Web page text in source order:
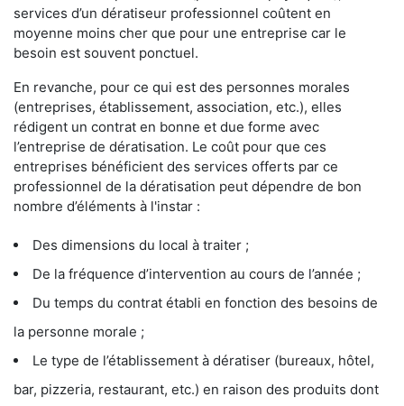
services d’un dératiseur professionnel coûtent en
moyenne moins cher que pour une entreprise car le
besoin est souvent ponctuel.
En revanche, pour ce qui est des personnes morales
(entreprises, établissement, association, etc.), elles
rédigent un contrat en bonne et due forme avec
l’entreprise de dératisation. Le coût pour que ces
entreprises bénéficient des services offerts par ce
professionnel de la dératisation peut dépendre de bon
nombre d’éléments à l'instar :
Des dimensions du local à traiter ;
De la fréquence d’intervention au cours de l’année ;
Du temps du contrat établi en fonction des besoins de
la personne morale ;
Le type de l’établissement à dératiser (bureaux, hôtel,
bar, pizzeria, restaurant, etc.) en raison des produits dont